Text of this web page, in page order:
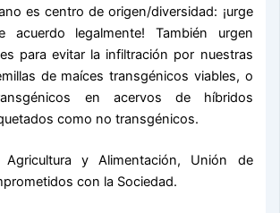
es centro de origen/diversidad: ¡urge
acuerdo legalmente! También urgen
para evitar la infiltración por nuestras
de maíces transgénicos viables, o
en acervos de híbridos
como no transgénicos.
Agricultura y Alimentación, Unión de
con la Sociedad.